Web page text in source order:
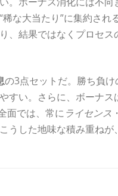
な大当たり”に集約され
、結果ではなくプロセ
の3点セットだ。勝ち負け
すい。さらに、ボーナス
面では、常にライセンス ・
した地味な積み重ねが